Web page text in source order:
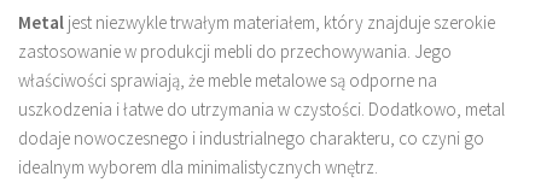
Metal jest niezwykle trwałym materiałem, który znajduje szerokie
zastosowanie w produkcji mebli do przechowywania. Jego
właściwości sprawiają, że meble metalowe są odporne na
uszkodzenia i łatwe do utrzymania w czystości. Dodatkowo, metal
dodaje nowoczesnego i industrialnego charakteru, co czyni go
idealnym wyborem dla minimalistycznych wnętrz.